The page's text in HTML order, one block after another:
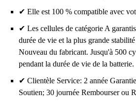
✔ Elle est 100 % compatible avec
✔ Les cellules de catégorie A
durée de vie et la plus grande
Nouveau du fabricant. Jusqu'à 500
pendant la durée de vie de la batterie.
✔ Clientèle Service: 2 année
Soutien; 30 journée Rembourser ou